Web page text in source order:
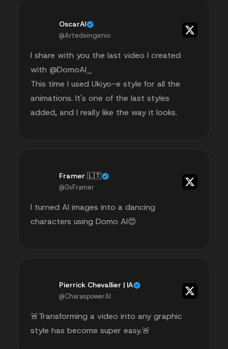
OscarAI
@Artedeingenio
I share with you the last video I created
with @DomoAI_
This time I used Ukiyo-e style for all the
animations. It's one of the last styles
added, and I really like the way it looks.
Framer 🇱🇹
@0xFramer
I turned AI images into a dancing
characters using Domo AI😍
Pierrick Chevallier | IA
@CharaspowerAI
🚨Transforming a video into any graphic
style has become super easy.🚨